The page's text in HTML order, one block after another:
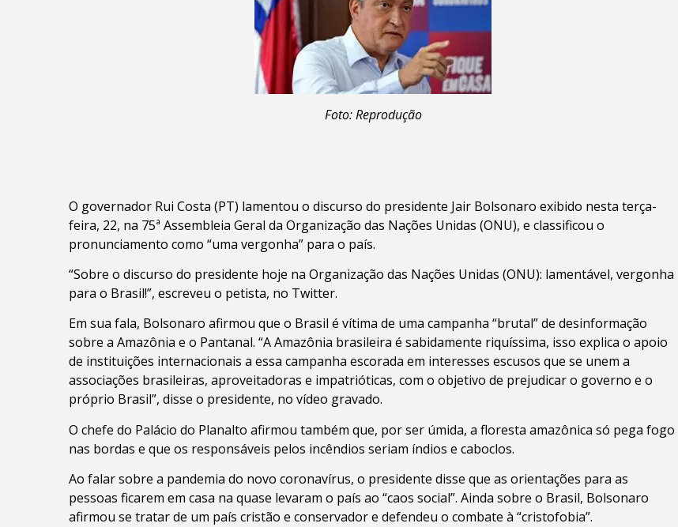
Foto: Reprodução
O governador Rui Costa (PT) lamentou o discurso do presidente Jair Bolsonaro exibido nesta terça-
feira, 22, na 75ª Assembleia Geral da Organização das Nações Unidas (ONU), e classificou o
pronunciamento como “uma vergonha” para o país.
“Sobre o discurso do presidente hoje na Organização das Nações Unidas (ONU): lamentável, vergonha
para o Brasil!”, escreveu o petista, no Twitter.
Em sua fala, Bolsonaro afirmou que o Brasil é vítima de uma campanha “brutal” de desinformação
sobre a Amazônia e o Pantanal. “A Amazônia brasileira é sabidamente riquíssima, isso explica o apoio
de instituições internacionais a essa campanha escorada em interesses escusos que se unem a
associações brasileiras, aproveitadoras e impatrióticas, com o objetivo de prejudicar o governo e o
próprio Brasil”, disse o presidente, no vídeo gravado.
O chefe do Palácio do Planalto afirmou também que, por ser úmida, a floresta amazônica só pega fogo
nas bordas e que os responsáveis pelos incêndios seriam índios e caboclos.
Ao falar sobre a pandemia do novo coronavírus, o presidente disse que as orientações para as
pessoas ficarem em casa na quase levaram o país ao “caos social”. Ainda sobre o Brasil, Bolsonaro
afirmou se tratar de um país cristão e conservador e defendeu o combate à “cristofobia”.